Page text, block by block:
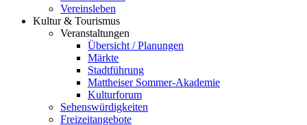
Vereinsleben
Kultur & Tourismus
Veranstaltungen
Übersicht / Planungen
Märkte
Stadtführung
Mattheiser Sommer-Akademie
Kulturforum
Sehenswürdigkeiten
Freizeitangebote